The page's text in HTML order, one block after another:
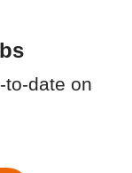
to-date on